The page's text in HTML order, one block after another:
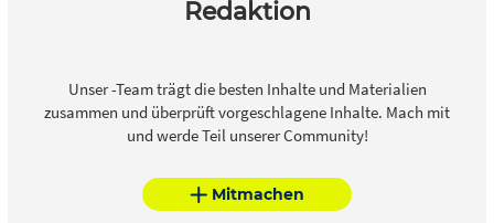
Redaktion
Unser -Team trägt die besten Inhalte und Materialien
zusammen und überprüft vorgeschlagene Inhalte. Mach mit
und werde Teil unserer Community!
Mitmachen